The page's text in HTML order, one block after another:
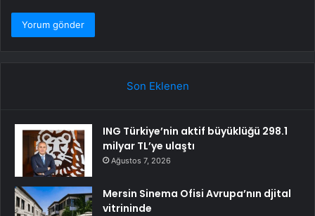
Son Eklenen
ING Türkiye’nin aktif büyüklüğü 298.1
milyar TL’ye ulaştı
Ağustos 7, 2026
Mersin Sinema Ofisi Avrupa’nın djital
vitrininde